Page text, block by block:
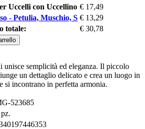
Uccelli con Uccellino € 17,49
- Petulia, Muschio, S € 13,29
totale:
€ 30,78
unisce semplicità ed eleganza. Il piccolo
un dettaglio delicato e crea un luogo in
si incontrano in perfetta armonia.
523685